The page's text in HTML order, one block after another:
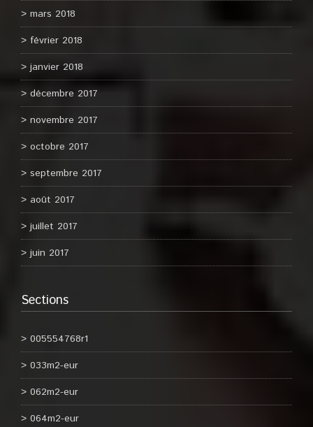
mars 2018
février 2018
janvier 2018
décembre 2017
novembre 2017
octobre 2017
septembre 2017
août 2017
juillet 2017
juin 2017
Sections
005554768r1
033m2-eur
062m2-eur
064m2-eur